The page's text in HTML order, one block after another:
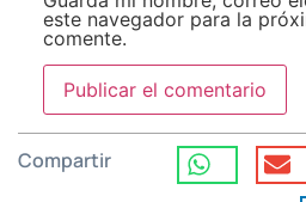
este navegador para la
comente.
Compartir